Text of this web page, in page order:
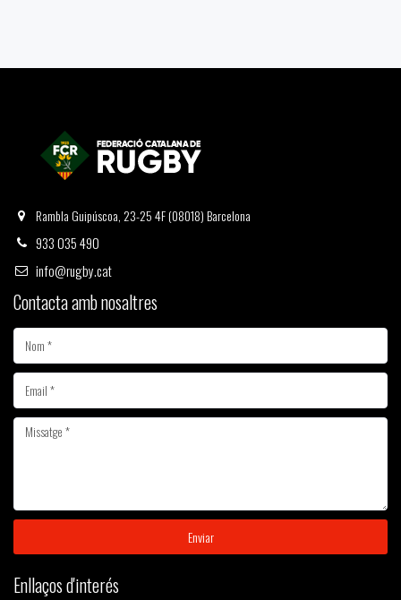
Rambla Guipúscoa, 23-25 4F (08018) Barcelona
933 035 490
info@rugby.cat
Contacta amb nosaltres
Enviar
Enllaços d'interés